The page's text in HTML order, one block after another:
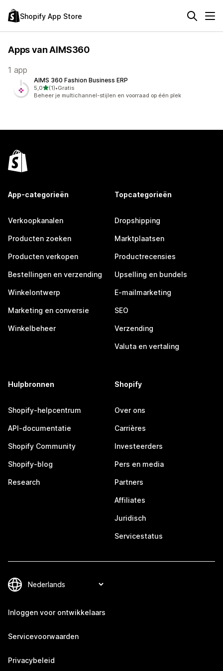
Shopify App Store
Apps van AIMS360
1 app
AIMS 360 Fashion Business ERP
5,0van 5 sterren
(1)
1 recensies in totaal
•Gratis
Beheer je multichannel-stijlen en voorraad op één plek
App-categorieën
Verkoopkanalen
Producten zoeken
Producten verkopen
Bestellingen en verzending
Winkelontwerp
Marketing en conversie
Winkelbeheer
Topcategorieën
Dropshipping
Marktplaatsen
Productrecensies
Upselling en bundels
E-mailmarketing
SEO
Verzending
Valuta en vertaling
Hulpbronnen
Shopify-helpcentrum
API-documentatie
Shopify Community
Shopify-blog
Research
Shopify
Over ons
Carrières
Investeerders
Pers en media
Partners
Affiliates
Juridisch
Servicestatus
Inloggen voor ontwikkelaars
Servicevoorwaarden
Privacybeleid